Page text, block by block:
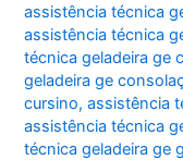
assistência técnica
assistência técnica
técnica geladeira ge
geladeira ge
cursino,assistência
assistência técnica
técnica geladeira ge